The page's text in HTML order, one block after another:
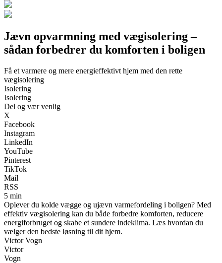
Jævn opvarmning med vægisolering –
sådan forbedrer du komforten i boligen
Få et varmere og mere energieffektivt hjem med den rette
vægisolering
Isolering
Isolering
Del og vær venlig
X
Facebook
Instagram
LinkedIn
YouTube
Pinterest
TikTok
Mail
RSS
5 min
Oplever du kolde vægge og ujævn varmefordeling i boligen? Med
effektiv vægisolering kan du både forbedre komforten, reducere
energiforbruget og skabe et sundere indeklima. Læs hvordan du
vælger den bedste løsning til dit hjem.
Victor Vogn
Victor
Vogn